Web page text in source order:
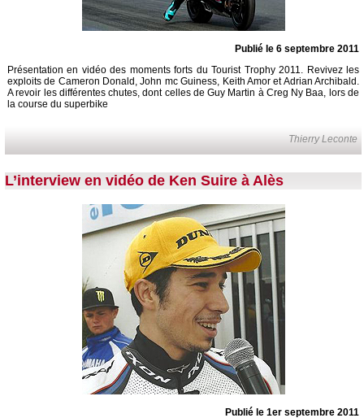
Publié le 6 septembre 2011
Présentation en vidéo des moments forts du Tourist Trophy 2011. Revivez les
exploits de Cameron Donald, John mc Guiness, Keith Amor et Adrian Archibald.
A revoir les différentes chutes, dont celles de Guy Martin à Creg Ny Baa, lors de
la course du superbike
Thierry Leconte
L’interview en vidéo de Ken Suire à Alès
Publié le 1er septembre 2011